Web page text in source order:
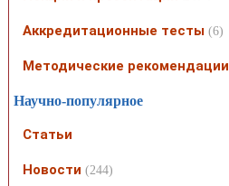
Аккредитационные тесты (6)
Методические рекомендации
Научно-популярное
Статьи
Новости (244)